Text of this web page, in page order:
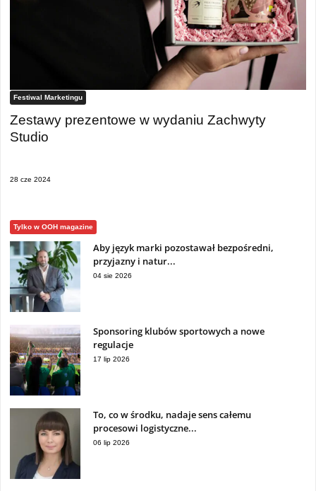
Festiwal Marketingu
Zestawy prezentowe w wydaniu Zachwyty
Studio
28 cze 2024
Tylko w OOH magazine
Aby język marki pozostawał bezpośredni,
przyjazny i natur...
04 sie 2026
Sponsoring klubów sportowych a nowe
regulacje
17 lip 2026
To, co w środku, nadaje sens całemu
procesowi logistyczne...
06 lip 2026